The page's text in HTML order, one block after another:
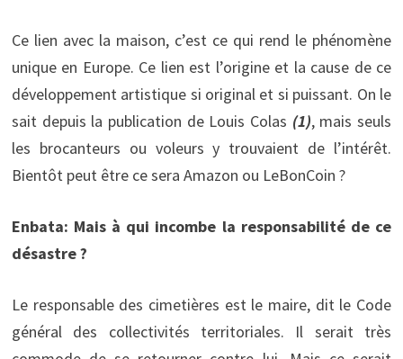
Ce lien avec la maison, c’est ce qui rend le phénomène
unique en Europe. Ce lien est l’origine et la cause de ce
développement artistique si original et si puissant. On le
sait depuis la publication de Louis Colas (1), mais seuls
les brocanteurs ou voleurs y trouvaient de l’intérêt.
Bientôt peut être ce sera Amazon ou LeBonCoin ?
Enbata: Mais à qui incombe la responsabilité de ce
désastre ?
Le responsable des cimetières est le maire, dit le Code
général des collectivités territoriales. Il serait très